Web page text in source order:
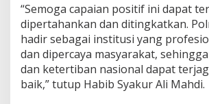
“Semoga capaian positif ini dapat
dipertahankan dan ditingkatkan.
hadir sebagai institusi yang
dan dipercaya masyarakat,
dan ketertiban nasional dapat
baik,” tutup Habib Syakur Ali Mahdi.